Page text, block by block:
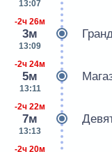
13:07
-2ч 26м
3м
13:09
-2ч 24м
5м
13:11
-2ч 22м
7м
13:13
-2ч 20м